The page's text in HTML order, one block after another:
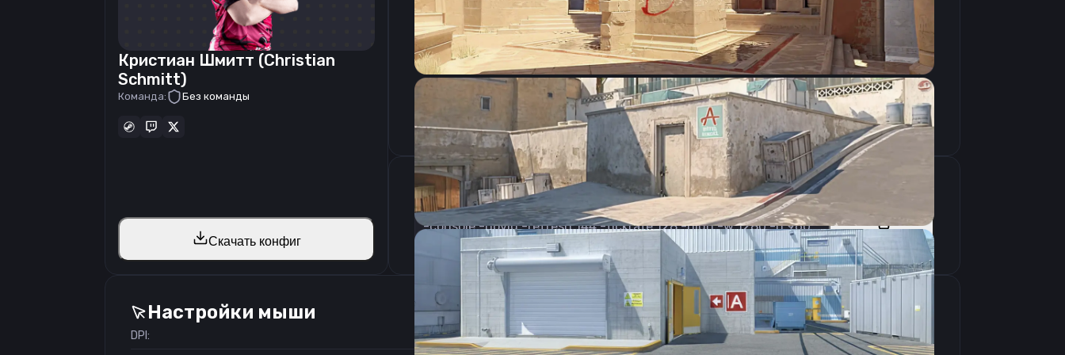
Кристиан Шмитт (Christian
Schmitt)
Команда: Без команды
Скачать конфиг
CSGO-5pfty-Rr37G-beVGw-RNfo2-HDWzE
Скопировать
Параметры запуска
-console -novid -refresh 144 -tickrate 128 -high -w 1280 -h 960
Скопировать
Настройки мыши
DPI:
400
Настройки экрана
Разрешение
1280×960